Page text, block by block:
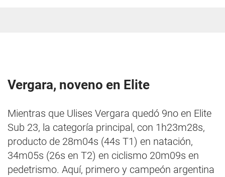
Vergara, noveno en Elite
Mientras que Ulises Vergara quedó 9no en Elite
Sub 23, la categoría principal, con 1h23m28s,
producto de 28m04s (44s T1) en natación,
34m05s (26s en T2) en ciclismo 20m09s en
pedetrismo. Aquí, primero y campeón argentina